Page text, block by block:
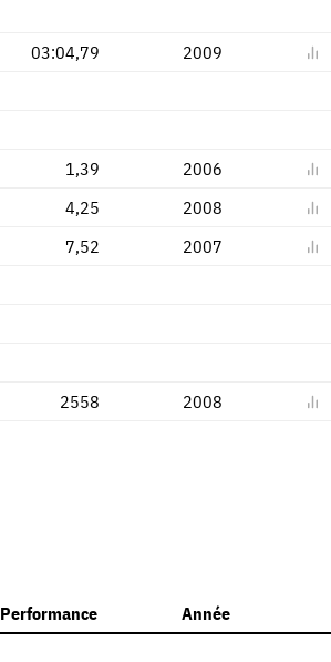
03:04,79
2009
1,39
2006
4,25
2008
7,52
2007
2558 2008
Performance
Année